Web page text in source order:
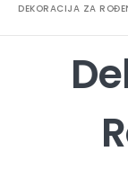
DEKORACIJA ZA